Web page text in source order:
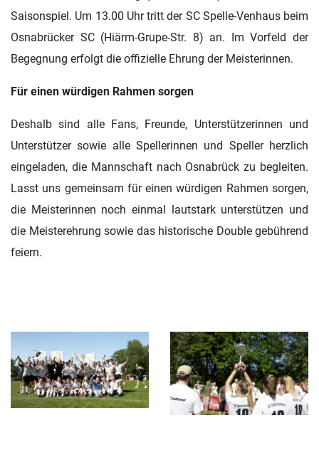
Saisonspiel. Um 13.00 Uhr tritt der SC Spelle-Venhaus beim
Osnabrücker SC (Hiärm-Grupe-Str. 8) an. Im Vorfeld der
Begegnung erfolgt die offizielle Ehrung der Meisterinnen.
Für einen würdigen Rahmen sorgen
Deshalb sind alle Fans, Freunde, Unterstützerinnen und
Unterstützer sowie alle Spellerinnen und Speller herzlich
eingeladen, die Mannschaft nach Osnabrück zu begleiten.
Lasst uns gemeinsam für einen würdigen Rahmen sorgen,
die Meisterinnen noch einmal lautstark unterstützen und
die Meisterehrung sowie das historische Double gebührend
feiern.